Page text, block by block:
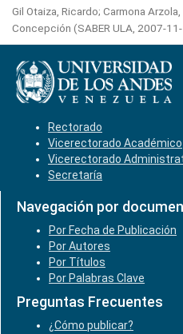
Gil Otaiza, Ricardo; Carmona Arzola,
Concepción (SABER ULA, 2007-
Rectorado
Vicerectorado Académico
Vicerectorado
Secretaría
Navegación por
Por Fecha de Publicación
Por Autores
Por Títulos
Por Palabras Clave
Preguntas Frecuentes
¿Cómo publicar?